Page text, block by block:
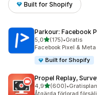
Built for Shopify
Parkour: Facebook
5,0av 5 stjärnor
(175)
175 recensioner totalt
•Gratis
Facebook Pixel &
Built for Shopify
Propel Replay,
4,9av 5 stjärnor
(600)
600 recensioner totalt
•
Åtgärda förlorad